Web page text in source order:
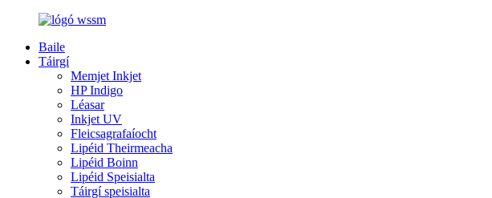
Baile
Táirgí
Memjet Inkjet
HP Indigo
Léasar
Inkjet UV
Fleicsagrafaíocht
Lipéid Theirmeacha
Lipéid Boinn
Lipéid Speisialta
Táirgí speisialta